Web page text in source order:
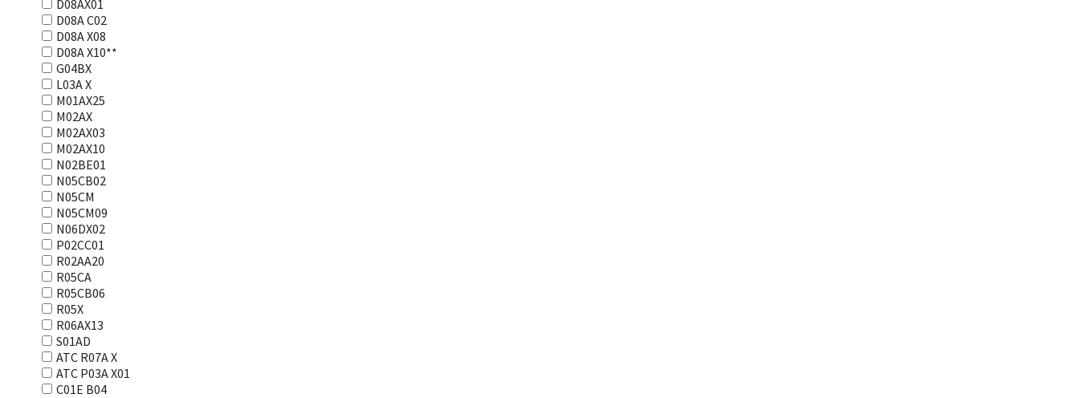
D08AX01
D08А С02
D08А Х08
D08А Х10**
G04BX
L03А Х
M01AX25
M02AX
M02AX03
M02AX10
N02BE01
N05CB02
N05CM
N05CM09
N06DX02
P02CC01
R02AA20
R05CA
R05CB06
R05X
R06AX13
S01AD
АТС R07A X
АТС Р03А Х01
С01Е В04